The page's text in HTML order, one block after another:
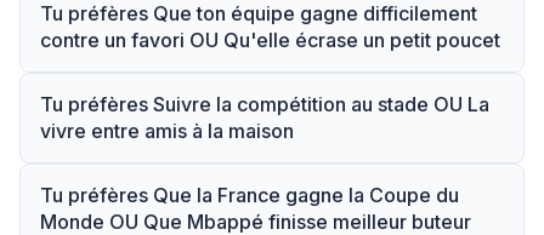
Tu préfères Que ton équipe gagne difficilement
contre un favori OU Qu'elle écrase un petit poucet
Tu préfères Suivre la compétition au stade OU La
vivre entre amis à la maison
Tu préfères Que la France gagne la Coupe du
Monde OU Que Mbappé finisse meilleur buteur